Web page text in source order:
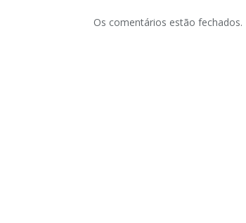
Os comentários estão fechados.